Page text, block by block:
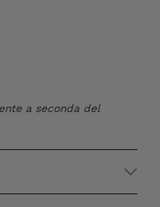
a seconda del